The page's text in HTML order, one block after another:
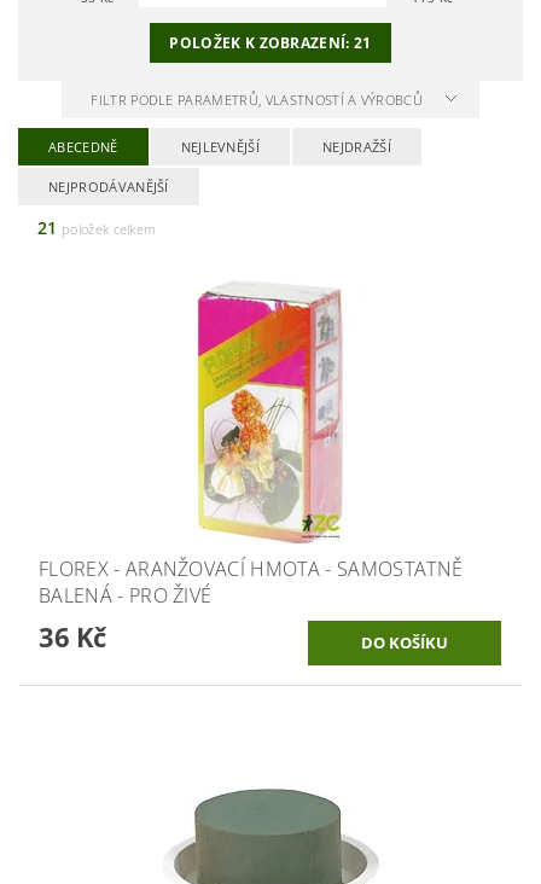
POLOŽEK K ZOBRAZENÍ:21
FILTR PODLE PARAMETRŮ, VLASTNOSTÍ A VÝROBCŮ
ABECEDNĚ NEJLEVNĚJŠÍ NEJDRAŽŠÍ
NEJPRODÁVANĚJŠÍ
21 položek celkem
FLOREX - ARANŽOVACÍ HMOTA - SAMOSTATNĚ
BALENÁ - PRO ŽIVÉ
36 Kč